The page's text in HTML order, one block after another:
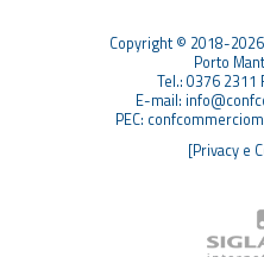
Copyright © 2018-
Porto
Tel.: 0376 2311
E-mail:
PEC:
[Privacy e